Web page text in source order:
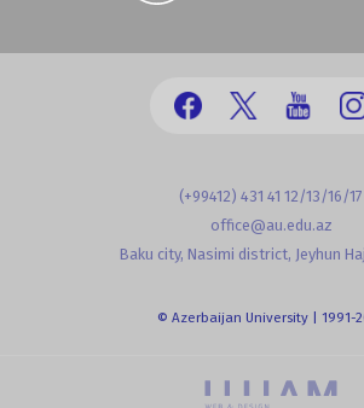
(+99412) 431 41 12/13/16/17
office@au.edu.az
Baku city, Nasimi district, Jeyhun
© Azerbaijan University | 1991-
powered by